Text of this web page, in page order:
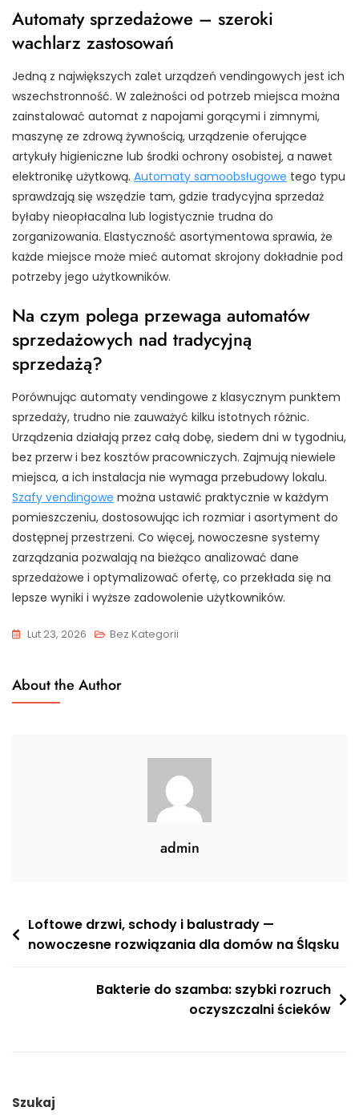
Automaty sprzedażowe – szeroki
wachlarz zastosowań
Jedną z największych zalet urządzeń vendingowych jest ich
wszechstronność. W zależności od potrzeb miejsca można
zainstalować automat z napojami gorącymi i zimnymi,
maszynę ze zdrową żywnością, urządzenie oferujące
artykuły higieniczne lub środki ochrony osobistej, a nawet
elektronikę użytkową. Automaty samoobsługowe tego typu
sprawdzają się wszędzie tam, gdzie tradycyjna sprzedaż
byłaby nieopłacalna lub logistycznie trudna do
zorganizowania. Elastyczność asortymentowa sprawia, że
każde miejsce może mieć automat skrojony dokładnie pod
potrzeby jego użytkowników.
Na czym polega przewaga automatów
sprzedażowych nad tradycyjną
sprzedażą?
Porównując automaty vendingowe z klasycznym punktem
sprzedaży, trudno nie zauważyć kilku istotnych różnic.
Urządzenia działają przez całą dobę, siedem dni w tygodniu,
bez przerw i bez kosztów pracowniczych. Zajmują niewiele
miejsca, a ich instalacja nie wymaga przebudowy lokalu.
Szafy vendingowe można ustawić praktycznie w każdym
pomieszczeniu, dostosowując ich rozmiar i asortyment do
dostępnej przestrzeni. Co więcej, nowoczesne systemy
zarządzania pozwalają na bieżąco analizować dane
sprzedażowe i optymalizować ofertę, co przekłada się na
lepsze wyniki i wyższe zadowolenie użytkowników.
Lut 23, 2026 Bez Kategorii
About the Author
admin
Nawigacja
wpisu
Loftowe drzwi, schody i balustrady —
nowoczesne rozwiązania dla domów na Śląsku
Bakterie do szamba: szybki rozruch
oczyszczalni ścieków
Szukaj